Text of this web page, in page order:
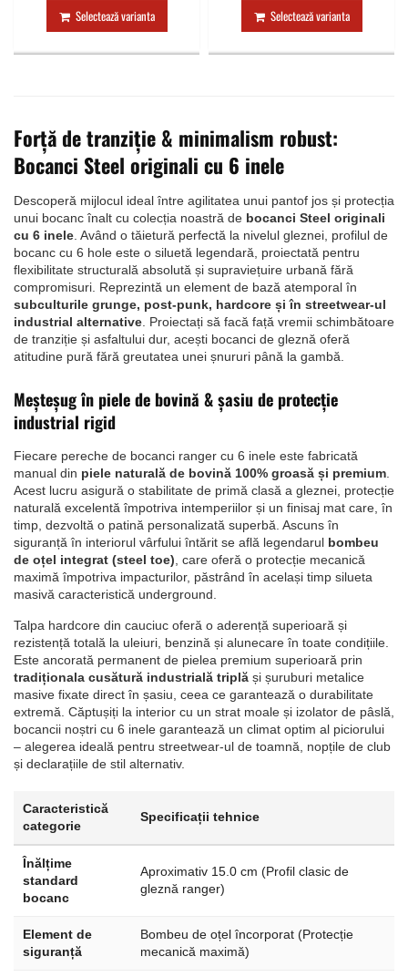
Selectează varianta
Selectează varianta
Forță de tranziție & minimalism robust:
Bocanci Steel originali cu 6 inele
Descoperă mijlocul ideal între agilitatea unui pantof jos și protecția
unui bocanc înalt cu colecția noastră de bocanci Steel originali
cu 6 inele . Având o tăietură perfectă la nivelul gleznei, profilul de
bocanc cu 6 hole este o siluetă legendară, proiectată pentru
flexibilitate structurală absolută și supraviețuire urbană fără
compromisuri. Reprezintă un element de bază atemporal în
subculturile grunge, post-punk, hardcore și în streetwear-ul
industrial alternative . Proiectați să facă față vremii schimbătoare
de tranziție și asfaltului dur, acești bocanci de gleznă oferă
atitudine pură fără greutatea unei șnururi până la gambă.
Meșteșug în piele de bovină & șasiu de protecție
industrial rigid
Fiecare pereche de bocanci ranger cu 6 inele este fabricată
manual din piele naturală de bovină 100% groasă și premium
Acest lucru asigură o stabilitate de primă clasă a gleznei, protecție
naturală excelentă împotriva intemperiilor și un finisaj mat care, în
timp, dezvoltă o patină personalizată superbă. Ascuns în
siguranță în interiorul vârfului întărit se află legendarul bombeu
de oțel integrat (steel toe) , care oferă o protecție mecanică
maximă împotriva impacturilor, păstrând în același timp silueta
masivă caracteristică underground.
Talpa hardcore din cauciuc oferă o aderență superioară și
rezistență totală la uleiuri, benzină și alunecare în toate condițiile.
Este ancorată permanent de pielea premium superioară prin
tradiționala cusătură industrială triplă și șuruburi metalice
masive fixate direct în șasiu, ceea ce garantează o durabilitate
extremă. Căptușiți la interior cu un strat moale și izolator de pâslă,
bocancii noștri cu 6 inele garantează un climat optim al piciorului
– alegerea ideală pentru streetwear-ul de toamnă, nopțile de club
și declarațiile de stil alternativ.
Caracteristică
categorie
Specificații tehnice
Înălțime
standard
bocanc
Aproximativ 15.0 cm (Profil clasic de
gleznă ranger)
Element de
siguranță
Bombeu de oțel încorporat (Protecție
mecanică maximă)